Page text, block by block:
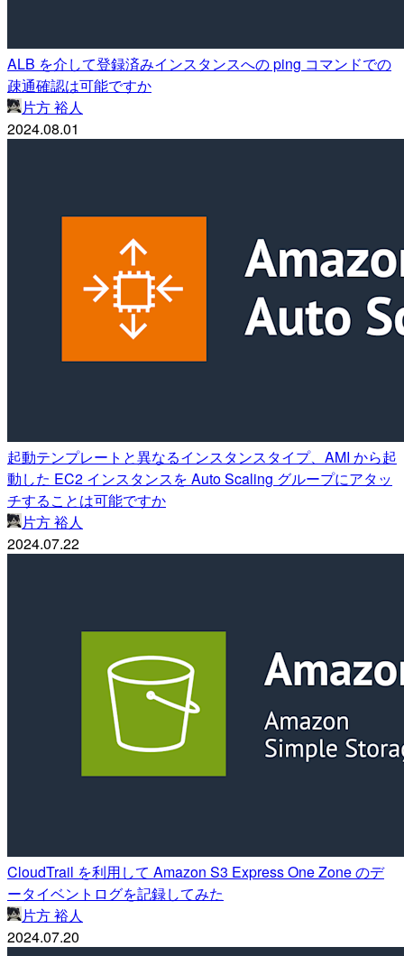
ALB を介して登録済みインスタンスへの ping コマンドでの
疎通確認は可能ですか
片方 裕人
2024.08.01
起動テンプレートと異なるインスタンスタイプ、AMI から起
動した EC2 インスタンスを Auto Scaling グループにアタッ
チすることは可能ですか
片方 裕人
2024.07.22
CloudTrail を利用して Amazon S3 Express One Zone のデ
ータイベントログを記録してみた
片方 裕人
2024.07.20